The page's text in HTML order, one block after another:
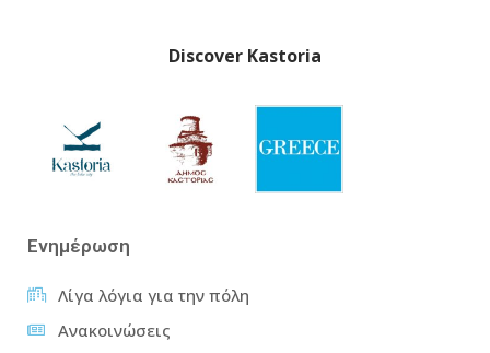
Discover Kastoria
Ενημέρωση
Λίγα λόγια για την πόλη
Ανακοινώσεις